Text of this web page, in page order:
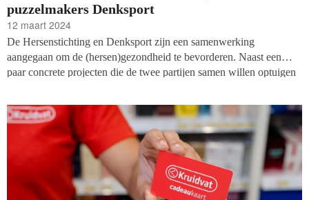
puzzelmakers Denksport
12 maart 2024
De Hersenstichting en Denksport zijn een samenwerking
aangegaan om de (hersen)gezondheid te bevorderen. Naast een
paar concrete projecten die de twee partijen samen willen optuigen
ontspanning en mentale uitdaging voor de hersenen.